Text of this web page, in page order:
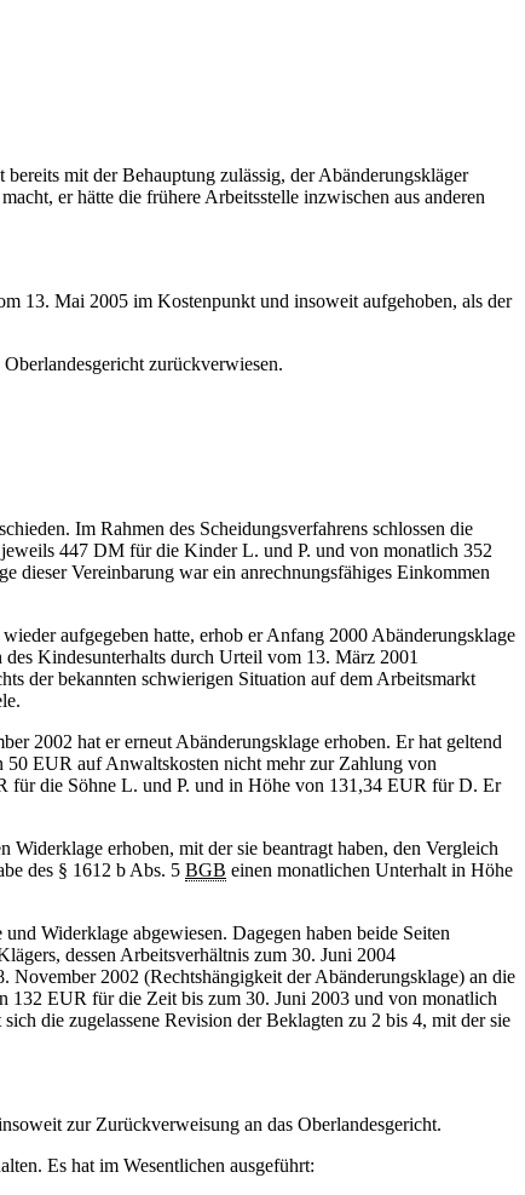
mit der Behauptung zulässig, der Abänderungskläger
er hätte die frühere Arbeitsstelle inzwischen aus anderen
13. Mai 2005 im Kostenpunkt und insoweit aufgehoben, als der
zurückverwiesen.
Im Rahmen des Scheidungsverfahrens schlossen die
447 DM für die Kinder L. und P. und von monatlich 352
dieser Vereinbarung war ein anrechnungsfähiges Einkommen
aufgegeben hatte, erhob er Anfang 2000 Abänderungsklage
Kindesunterhalts durch Urteil vom 13. März 2001
der bekannten schwierigen Situation auf dem Arbeitsmarkt
2002 hat er erneut Abänderungsklage erhoben. Er hat geltend
50 EUR auf Anwaltskosten nicht mehr zur Zahlung von
für die Söhne L. und P. und in Höhe von 131,34 EUR für D. Er
erhoben, mit der sie beantragt haben, den Vergleich
des § 1612 b Abs. 5 BGB einen monatlichen Unterhalt in Höhe
Widerklage abgewiesen. Dagegen haben beide Seiten
dessen Arbeitsverhältnis zum 30. Juni 2004
November 2002 (Rechtshängigkeit der Abänderungsklage) an die
132 EUR für die Zeit bis zum 30. Juni 2003 und von monatlich
die zugelassene Revision der Beklagten zu 2 bis 4, mit der sie
zur Zurückverweisung an das Oberlandesgericht.
Es hat im Wesentlichen ausgeführt: